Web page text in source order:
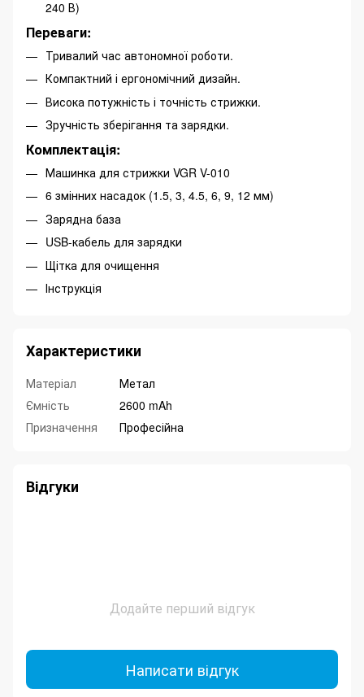
240 В)
Переваги:
Тривалий час автономної роботи.
Компактний і ергономічний дизайн.
Висока потужність і точність стрижки.
Зручність зберігання та зарядки.
Комплектація:
Машинка для стрижки VGR V-010
6 змінних насадок (1.5, 3, 4.5, 6, 9, 12 мм)
Зарядна база
USB-кабель для зарядки
Щітка для очищення
Інструкція
Характеристики
Матеріал
Метал
Ємність
2600 mAh
Призначення
Професійна
Відгуки
Додайте перший відгук
Написати відгук